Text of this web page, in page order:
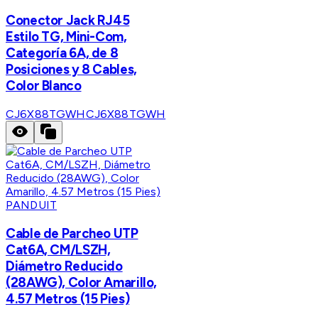
Conector Jack RJ45
Estilo TG, Mini-Com,
Categoría 6A, de 8
Posiciones y 8 Cables,
Color Blanco
CJ6X88TGWHCJ6X88TGWH
PANDUIT
Cable de Parcheo UTP
Cat6A, CM/LSZH,
Diámetro Reducido
(28AWG), Color Amarillo,
4.57 Metros (15 Pies)